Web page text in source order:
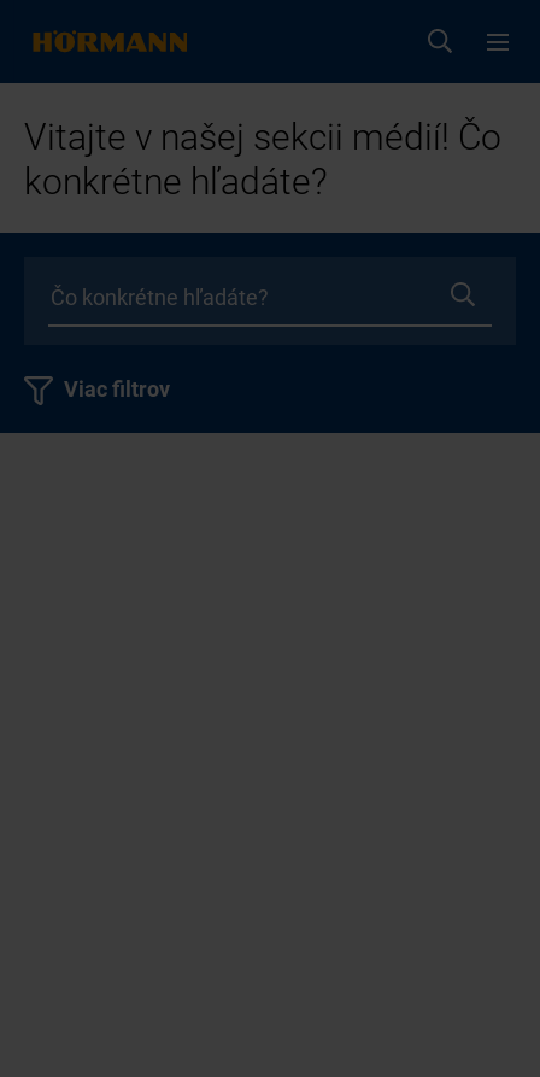
Vitajte v našej sekcii médií! Čo
konkrétne hľadáte?
Viac filtrov